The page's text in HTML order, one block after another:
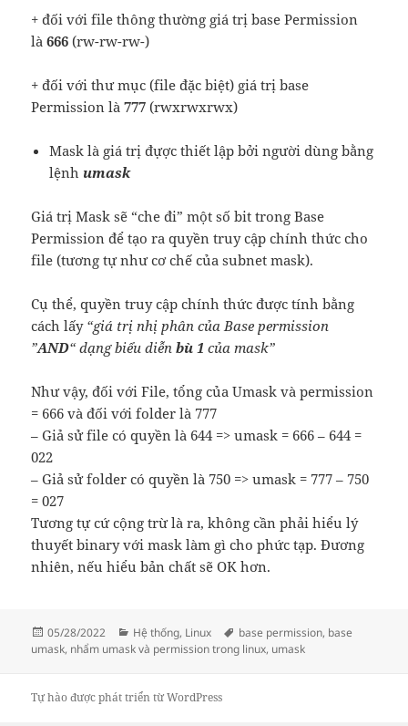
+ đối với file thông thường giá trị base Permission
là 666(rw-rw-rw-)
+ đối với thư mục (file đặc biệt) giá trị base
Permission là777(rwxrwxrwx)
Mask là giá trị đựợc thiết lập bởi người dùng bằng
lệnh umask
Giá trị Mask sẽ “che đi” một số bit trong Base
Permission để tạo ra quyền truy cập chính thức cho
file (tương tự như cơ chế của subnet mask).
Cụ thể, quyền truy cập chính thức được tính bằng
cách lấy “giá trị nhị phân của Base permission
”AND“ dạng biểu diễnbù 1 của mask”
Như vậy, đối với File, tổng của Umask và permission
= 666 và đối với folder là 777
– Giả sử file có quyền là 644 => umask = 666 – 644 =
022
– Giả sử folder có quyền là 750 => umask = 777 – 750
= 027
Tương tự cứ cộng trừ là ra, không cần phải hiểu lý
thuyết binary với mask làm gì cho phức tạp. Đương
nhiên, nếu hiểu bản chất sẽ OK hơn.
Đăng
vào
05/28/2022
Danh
mục
Hệ thống, Linux Thẻ
base permission, base
umask, nhẩm umask và permission trong linux, umask
Tự hào được phát triển từ WordPress